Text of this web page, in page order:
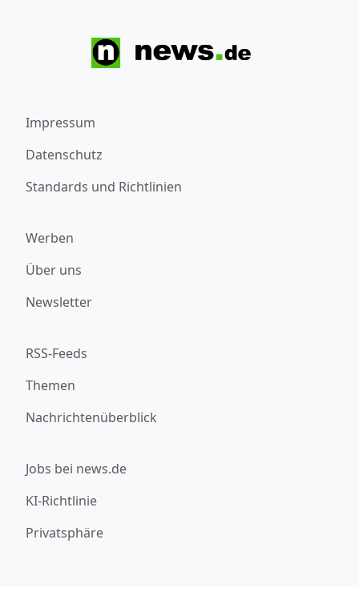
Impressum
Datenschutz
Standards und Richtlinien
Werben
Über uns
Newsletter
RSS-Feeds
Themen
Nachrichtenüberblick
Jobs bei news.de
KI-Richtlinie
Privatsphäre